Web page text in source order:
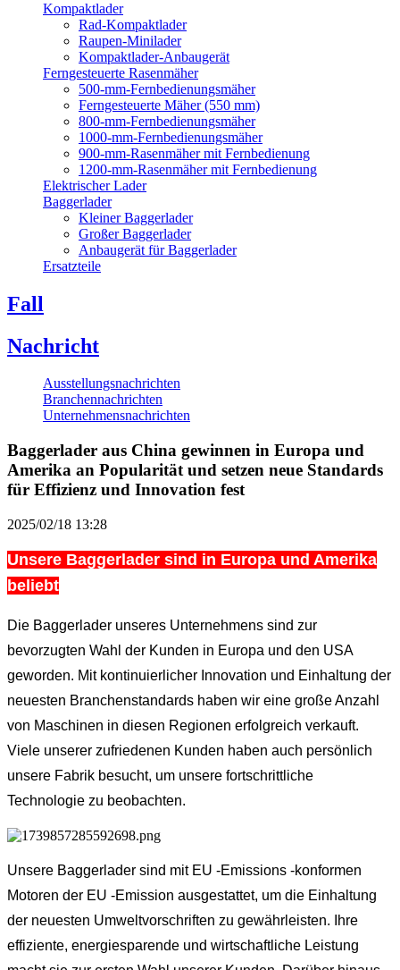
Kompaktlader
Rad-Kompaktlader
Raupen-Minilader
Kompaktlader-Anbaugerät
Ferngesteuerte Rasenmäher
500-mm-Fernbedienungsmäher
Ferngesteuerte Mäher (550 mm)
800-mm-Fernbedienungsmäher
1000-mm-Fernbedienungsmäher
900-mm-Rasenmäher mit Fernbedienung
1200-mm-Rasenmäher mit Fernbedienung
Elektrischer Lader
Baggerlader
Kleiner Baggerlader
Großer Baggerlader
Anbaugerät für Baggerlader
Ersatzteile
Fall
Nachricht
Ausstellungsnachrichten
Branchennachrichten
Unternehmensnachrichten
Baggerlader aus China gewinnen in Europa und
Amerika an Popularität und setzen neue Standards
für Effizienz und Innovation fest
2025/02/18 13:28
Unsere Baggerlader sind in Europa und Amerika
beliebt
Die Baggerlader unseres Unternehmens sind zur
bevorzugten Wahl der Kunden in Europa und den USA
geworden. Mit kontinuierlicher Innovation und Einhaltung der
neuesten Branchenstandards haben wir eine große Anzahl
von Maschinen in diesen Regionen erfolgreich verkauft.
Viele unserer zufriedenen Kunden haben auch persönlich
unsere Fabrik besucht, um unsere fortschrittliche
Technologie zu beobachten.
Unsere Baggerlader sind mit EU -Emissions -konformen
Motoren der EU -Emission ausgestattet, um die Einhaltung
der neuesten Umweltvorschriften zu gewährleisten. Ihre
effiziente, energiesparende und wirtschaftliche Leistung